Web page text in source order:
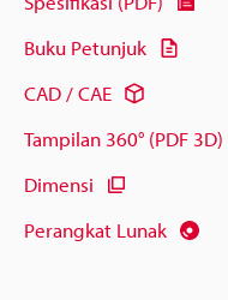
Buku Petunjuk
CAD / CAE
Tampilan 360° (PDF 3D)
Dimensi
Perangkat Lunak